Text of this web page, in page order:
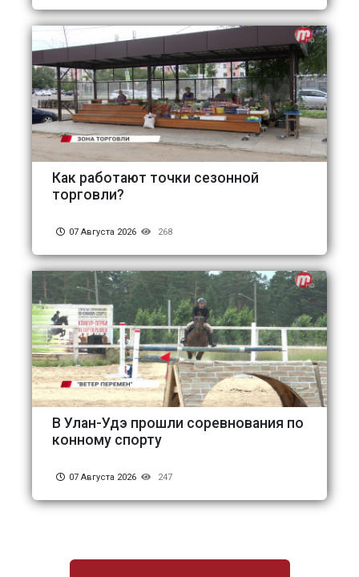
Как работают точки сезонной
торговли?
07 Августа 2026 268
В Улан-Удэ прошли соревнования по
конному спорту
07 Августа 2026 247